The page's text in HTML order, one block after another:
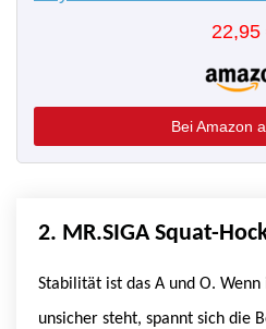
22,95
Bei Amazon
2. MR.SIGA Squat-
Stabilität ist das A und O.
unsicher steht, spannt sich die